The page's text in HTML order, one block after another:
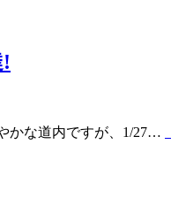
かな道内ですが、1/27…